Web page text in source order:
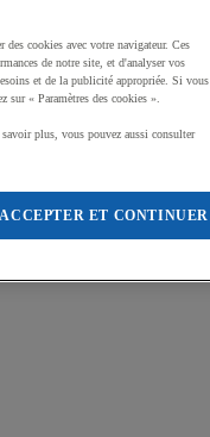
cookies avec votre navigateur. Ces
de notre site, et d'analyser vos
et de la publicité appropriée. Si vous
« Paramètres des cookies ».
plus, vous pouvez aussi consulter
ACCEPTER ET CONTINUER